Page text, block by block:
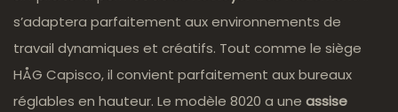
s’adaptera parfaitement aux environnements de
travail dynamiques et créatifs. Tout comme le siège
HÅG Capisco, il convient parfaitement aux bureaux
réglables en hauteur. Le modèle 8020 a une assise